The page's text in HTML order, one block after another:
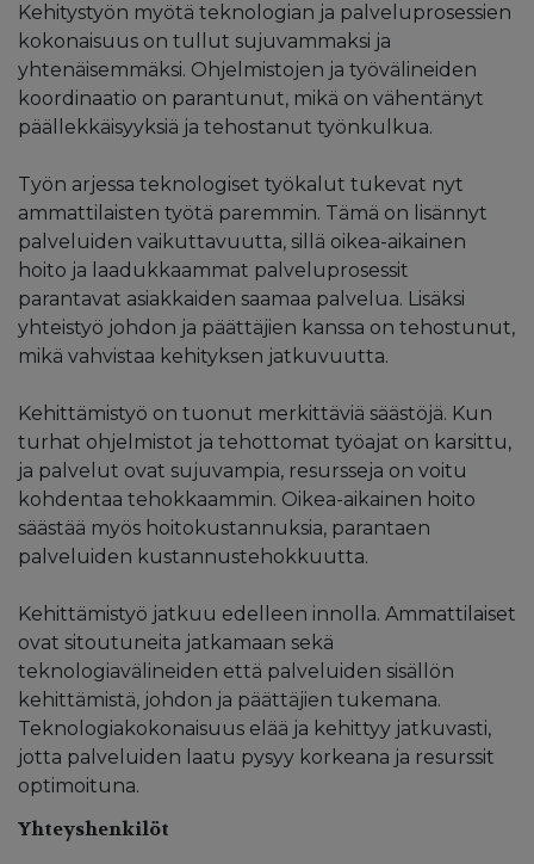
Kehitystyön myötä teknologian ja palveluprosessien
kokonaisuus on tullut sujuvammaksi ja
yhtenäisemmäksi. Ohjelmistojen ja työvälineiden
koordinaatio on parantunut, mikä on vähentänyt
päällekkäisyyksiä ja tehostanut työnkulkua.
Työn arjessa teknologiset työkalut tukevat nyt
ammattilaisten työtä paremmin. Tämä on lisännyt
palveluiden vaikuttavuutta, sillä oikea-aikainen
hoito ja laadukkaammat palveluprosessit
parantavat asiakkaiden saamaa palvelua. Lisäksi
yhteistyö johdon ja päättäjien kanssa on tehostunut,
mikä vahvistaa kehityksen jatkuvuutta.
Kehittämistyö on tuonut merkittäviä säästöjä. Kun
turhat ohjelmistot ja tehottomat työajat on karsittu,
ja palvelut ovat sujuvampia, resursseja on voitu
kohdentaa tehokkaammin. Oikea-aikainen hoito
säästää myös hoitokustannuksia, parantaen
palveluiden kustannustehokkuutta.
Kehittämistyö jatkuu edelleen innolla. Ammattilaiset
ovat sitoutuneita jatkamaan sekä
teknologiavälineiden että palveluiden sisällön
kehittämistä, johdon ja päättäjien tukemana.
Teknologiakokonaisuus elää ja kehittyy jatkuvasti,
jotta palveluiden laatu pysyy korkeana ja resurssit
optimoituna.
Yhteyshenkilöt